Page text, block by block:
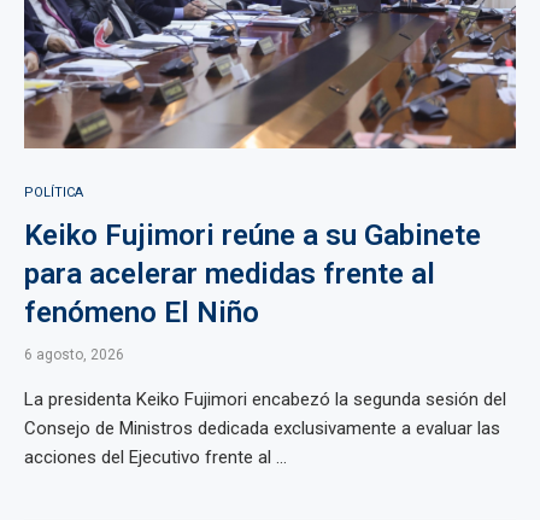
POLÍTICA
Keiko Fujimori reúne a su Gabinete
para acelerar medidas frente al
fenómeno El Niño
6 agosto, 2026
La presidenta Keiko Fujimori encabezó la segunda sesión del
Consejo de Ministros dedicada exclusivamente a evaluar las
acciones del Ejecutivo frente al ...